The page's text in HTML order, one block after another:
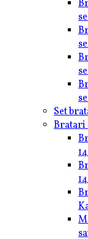
Set
Bratari